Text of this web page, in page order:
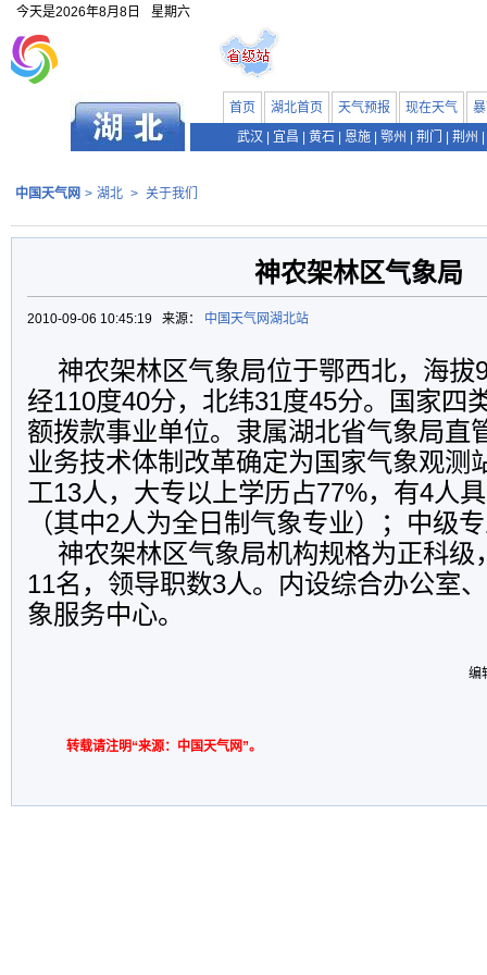
今天是2026年8月8日 星期六
首页 湖北首页 天气预报 现在天气
武汉
宜昌 黄石 恩施 鄂州 荆门 荆州
中国天气网 > 湖北 > 关于我们
神农架林区气象局
2010-09-06 10:45:19 来源： 中国天气网湖北站
神农架林区气象局位于鄂西北，海拔
经110度40分，北纬31度45分。国家四
额拨款事业单位。隶属湖北省气象局直
业务技术体制改革确定为国家气象观测
工13人，大专以上学历占77%，有4人
（其中2人为全日制气象专业）；中级
神农架林区气象局机构规格为正科级
11名，领导职数3人。内设综合办公室
象服务中心。
编
转载请注明“来源：中国天气网”。